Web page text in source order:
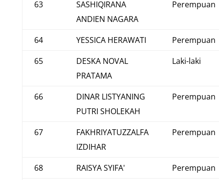
63
SASHIQIRANA
ANDIEN NAGARA
Perempuan
64 YESSICA HERAWATI
Perempuan
65
DESKA NOVAL
PRATAMA
Laki-laki
66
DINAR LISTYANING
PUTRI SHOLEKAH
Perempuan
67
FAKHRIYATUZZALFA
IZDIHAR
Perempuan
68 RAISYA SYIFA'
Perempuan